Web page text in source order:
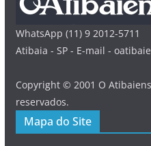
WhatsApp (11) 9 2012-5711
Atibaia - SP - E-mail -
Copyright © 2001 O
reservados.
Mapa do Site